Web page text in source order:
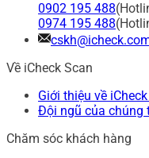
0902 195 488
0974 195 488
Về iCheck Scan
Giới thiệu về
Đội ngũ của chúng
Chăm sóc khách hàng